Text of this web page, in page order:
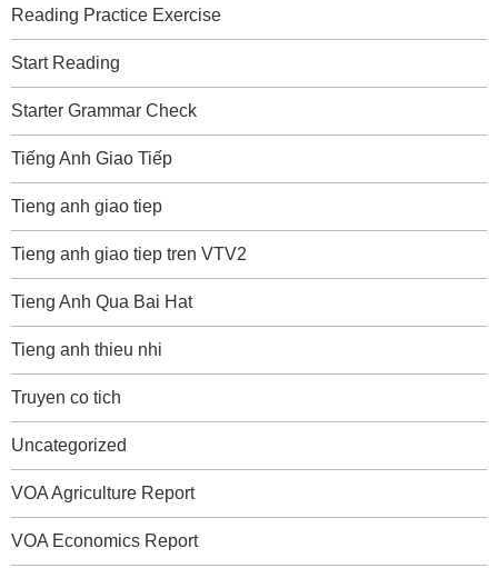
Reading Practice Exercise
Start Reading
Starter Grammar Check
Tiếng Anh Giao Tiếp
Tieng anh giao tiep
Tieng anh giao tiep tren VTV2
Tieng Anh Qua Bai Hat
Tieng anh thieu nhi
Truyen co tich
Uncategorized
VOA Agriculture Report
VOA Economics Report